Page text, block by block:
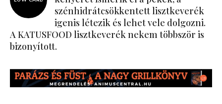
szénhidrátcsökkentett lisztkeverék
igenis létezik és lehet vele dolgozni.
A KATUSFOOD lisztkeverék nekem többször is
bizonyított.